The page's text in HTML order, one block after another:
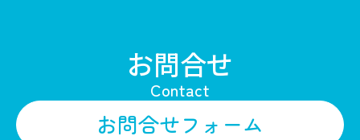
お問合せ
Contact
お問合せフォーム